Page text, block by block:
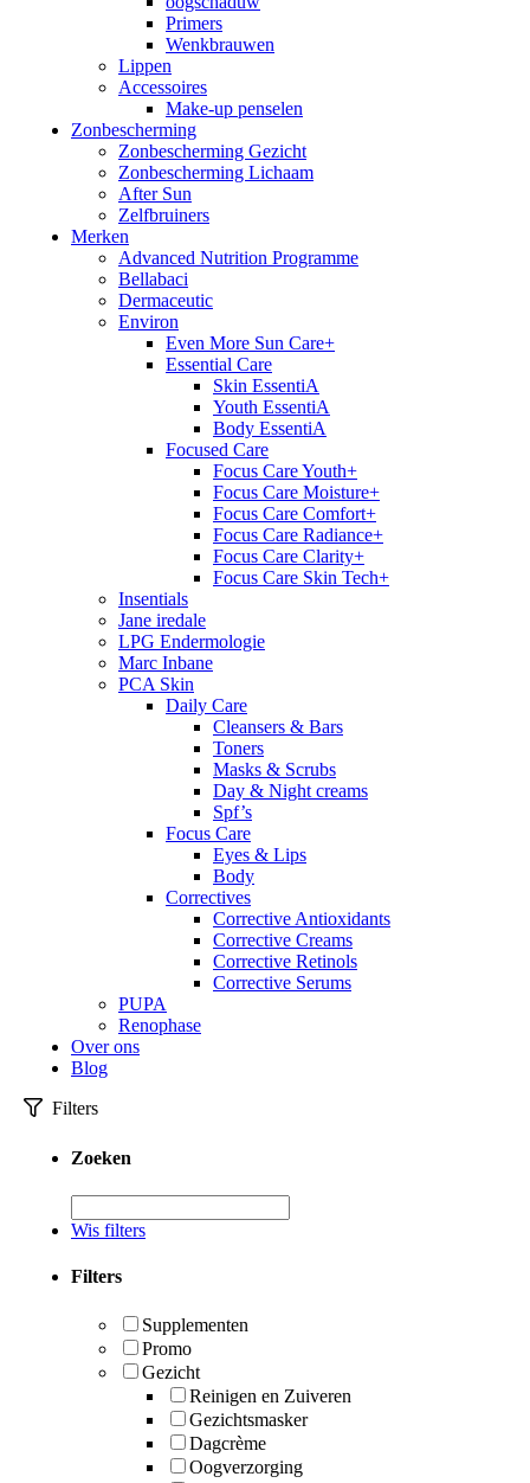
Primers
Wenkbrauwen
Lippen
Accessoires
Make-up penselen
Zonbescherming
Zonbescherming Gezicht
Zonbescherming Lichaam
After Sun
Zelfbruiners
Merken
Advanced Nutrition Programme
Bellabaci
Dermaceutic
Environ
Even More Sun Care+
Essential Care
Skin EssentiA
Youth EssentiA
Body EssentiA
Focused Care
Focus Care Youth+
Focus Care Moisture+
Focus Care Comfort+
Focus Care Radiance+
Focus Care Clarity+
Focus Care Skin Tech+
Insentials
Jane iredale
LPG Endermologie
Marc Inbane
PCA Skin
Daily Care
Cleansers & Bars
Toners
Masks & Scrubs
Day & Night creams
Spf’s
Focus Care
Eyes & Lips
Body
Correctives
Corrective Antioxidants
Corrective Creams
Corrective Retinols
Corrective Serums
PUPA
Renophase
Over ons
Blog
Filters
Zoeken
Wis filters
Filters
Supplementen
Promo
Gezicht
Reinigen en Zuiveren
Gezichtsmasker
Dagcrème
Oogverzorging